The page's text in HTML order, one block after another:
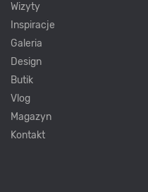
Wizyty
Inspiracje
Galeria
Design
Butik
Vlog
Magazyn
Kontakt